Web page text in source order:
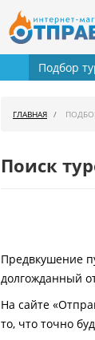
Подбор
ГЛАВНАЯ
Поиск
Предвкушение
долгожданный
На сайте
то, что точно